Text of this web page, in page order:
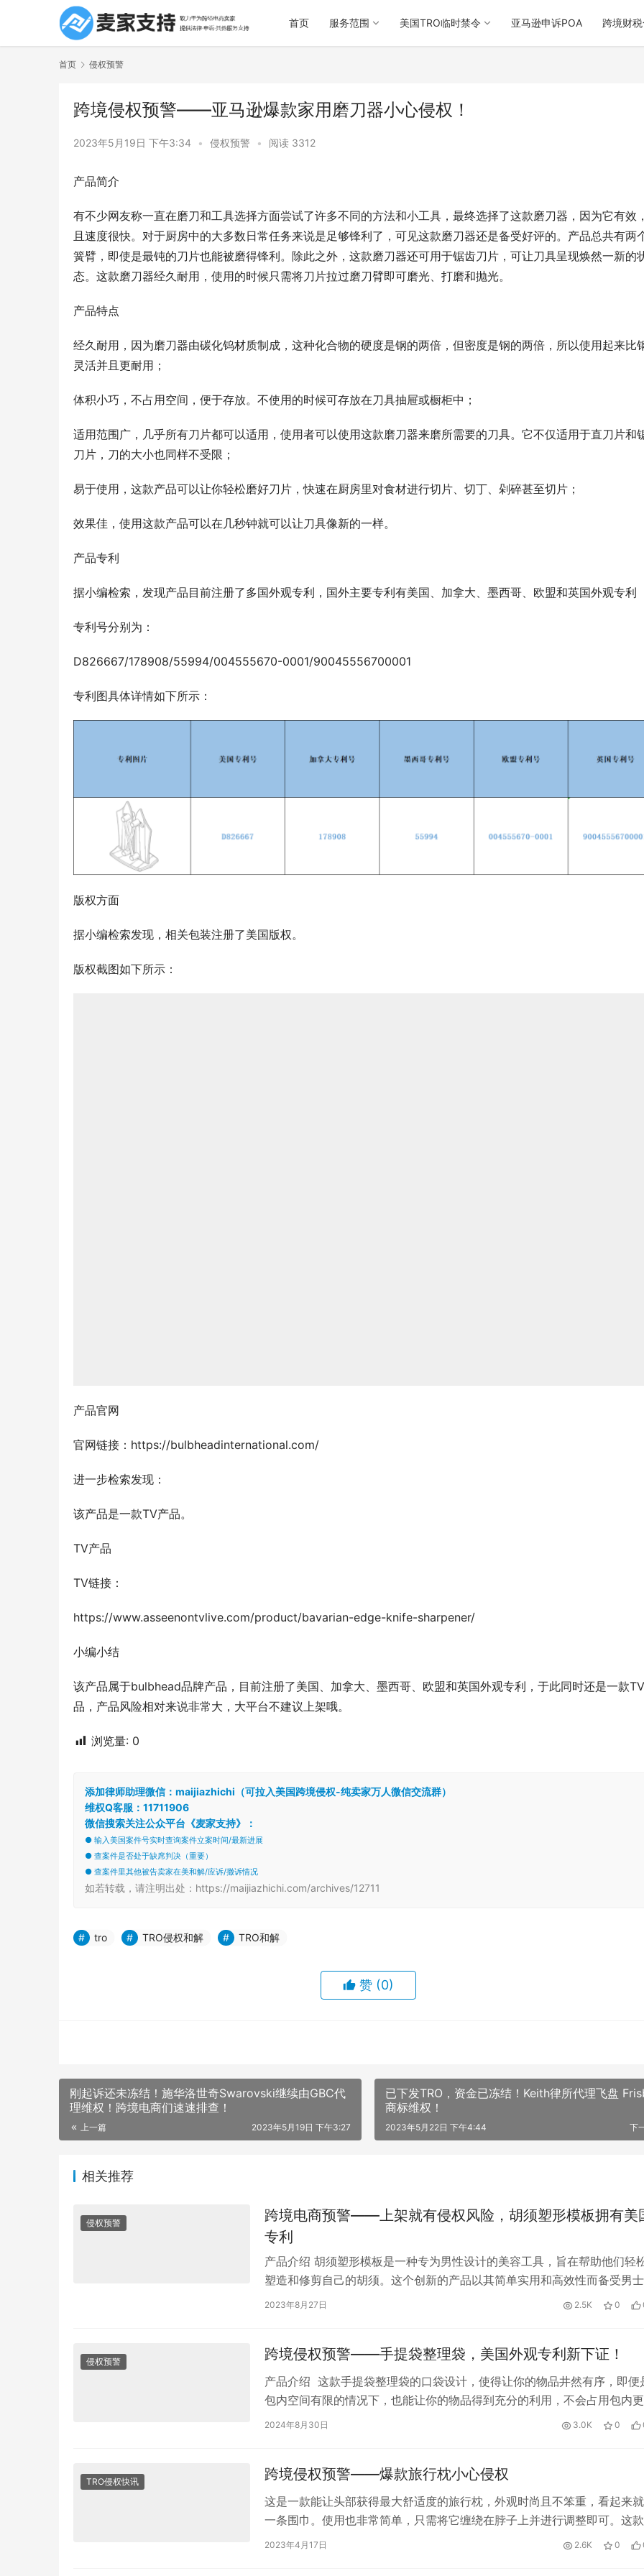
首页 服务范围 美国TRO临时禁令 亚马逊申诉POA 跨境财
首页 侵权预警
跨境侵权预警——亚马逊爆款家用磨刀器小心侵权！
2023年5月19日 下午3:34 • 侵权预警 • 阅读 3312
产品简介
有不少网友称一直在磨刀和工具选择方面尝试了许多不同的方法和小工具，最终选择了这款磨刀器，因为它有效
且速度很快。对于厨房中的大多数日常任务来说是足够锋利了，可见这款磨刀器还是备受好评的。产品总共有两
簧臂，即使是最钝的刀片也能被磨得锋利。除此之外，这款磨刀器还可用于锯齿刀片，可让刀具呈现焕然一新的
态。这款磨刀器经久耐用，使用的时候只需将刀片拉过磨刀臂即可磨光、打磨和抛光。
产品特点
经久耐用，因为磨刀器由碳化钨材质制成，这种化合物的硬度是钢的两倍，但密度是钢的两倍，所以使用起来比
灵活并且更耐用；
体积小巧，不占用空间，便于存放。不使用的时候可存放在刀具抽屉或橱柜中；
适用范围广，几乎所有刀片都可以适用，使用者可以使用这款磨刀器来磨所需要的刀具。它不仅适用于直刀片和
刀片，刀的大小也同样不受限；
易于使用，这款产品可以让你轻松磨好刀片，快速在厨房里对食材进行切片、切丁、剁碎甚至切片；
效果佳，使用这款产品可以在几秒钟就可以让刀具像新的一样。
产品专利
据小编检索，发现产品目前注册了多国外观专利，国外主要专利有美国、加拿大、墨西哥、欧盟和英国外观专利
专利号分别为：
D826667/178908/55994/004555670-0001/90045556700001
专利图具体详情如下所示：
版权方面
据小编检索发现，相关包装注册了美国版权。
版权截图如下所示：
产品官网
官网链接：https://bulbheadinternational.com/
进一步检索发现：
该产品是一款TV产品。
TV产品
TV链接：
https://www.asseenontvlive.com/product/bavarian-edge-knife-sharpener/
小编小结
该产品属于bulbhead品牌产品，目前注册了美国、加拿大、墨西哥、欧盟和英国外观专利，于此同时还是一款
品，产品风险相对来说非常大，大平台不建议上架哦。
浏览量: 0
添加律师助理微信：maijiazhichi（可拉入美国跨境侵权-纯卖家万人微信交流群）
维权Q客服：11711906
微信搜索关注公众平台《麦家支持》：
● 输入美国案件号实时查询案件立案时间/最新进展
● 查案件是否处于缺席判决（重要）
● 查案件里其他被告卖家在美和解/应诉/撤诉情况
如若转载，请注明出处：https://maijiazhichi.com/archives/12711
tro TRO侵权和解 TRO和解
赞 (0)
刚起诉还未冻结！施华洛世奇Swarovski继续由GBC代
理维权！跨境电商们速速排查！
上一篇 2023年5月19日 下午3:27
已下发TRO，资金已冻结！Keith律所代理飞盘
商标维权！
下
2023年5月22日 下午4:44
相关推荐
侵权预警
跨境电商预警——上架就有侵权风险，胡须塑形模板拥有美
专利
产品介绍 胡须塑形模板是一种专为男性设计的美容工具，旨在帮助他们轻
塑造和修剪自己的胡须。这个创新的产品以其简单实用和高效性而备受男
的欢迎。胡须塑形模板采用高质量的材料制成，…
2023年8月27日 2.5K 0
侵权预警 跨境侵权预警——手提袋整理袋，美国外观专利新下证！
产品介绍 这款手提袋整理袋的口袋设计，使得让你的物品井然有序，即便
包内空间有限的情况下，也能让你的物品得到充分的利用，不会占用包内
空间，内部空间利用率更高。而且，这款手提…
2024年8月30日 3.0K 0
TRO侵权快讯 跨境侵权预警——爆款旅行枕小心侵权
这是一款能让头部获得最大舒适度的旅行枕，外观时尚且不笨重，看起来
一条围巾。使用也非常简单，只需将它缠绕在脖子上并进行调整即可。这
品可以让头部保持自然的姿势，它内部自带支撑支…
2023年4月17日 2.6K 0